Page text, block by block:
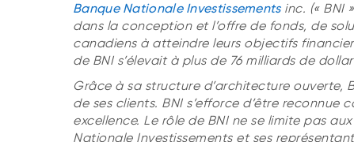
Banque Nationale Investissementsinc. (« BNI
dans la conception et l’offre de fonds, de
canadiens à atteindre leurs objectifs
de BNI s’élevait à plus de 76 milliards de
Grâce à sa structure d’architecture ouverte,
de ses clients. BNI s’efforce d’être
excellence. Le rôle de BNI ne se limite pas
Nationale Investissements et ses